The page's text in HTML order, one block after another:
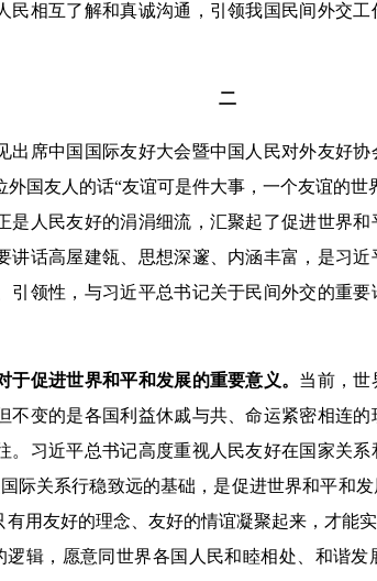
民相互了解和真诚沟通，引领我国民间外交工
二
席中国国际友好大会暨中国人民对外友好协
外国友人的话“友谊可是件大事，一个友谊的世
是人民友好的涓涓细流，汇聚起了促进世界
讲话高屋建瓴、思想深邃、内涵丰富，是习
引领性，与习近平总书记关于民间外交的重
于促进世界和平和发展的重要意义。 当前，世
不变的是各国利益休戚与共、命运紧密相连的
。习近平总书记高度重视人民友好在国家关
际关系行稳致远的基础，是促进世界和平和
有用友好的理念、友好的情谊凝聚起来，才能
逻辑，愿意同世界各国人民和睦相处、和谐